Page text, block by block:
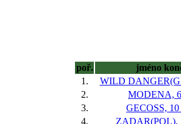
poř.
jméno
1.
WILD
2.
MODENA,
3.
GECOSS,
4.
ZADAR(POL),